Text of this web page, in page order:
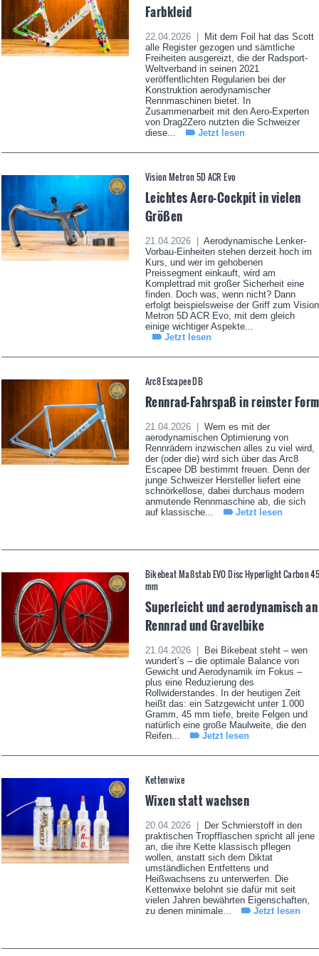
Farbkleid
22.04.2026 |
Mit dem Foil hat das Scott
alle Register gezogen und sämtliche
Freiheiten ausgereizt, die der Radsport-
Weltverband in seinen 2021
veröffentlichten Regularien bei der
Konstruktion aerodynamischer
Rennmaschinen bietet. In
Zusammenarbeit mit den Aero-Experten
von Drag2Zero nutzten die Schweizer
diese...
Jetzt lesen
Vision Metron 5D ACR Evo
Leichtes Aero-Cockpit in vielen
Größen
21.04.2026 |
Aerodynamische Lenker-
Vorbau-Einheiten stehen derzeit hoch im
Kurs, und wer im gehobenen
Preissegment einkauft, wird am
Komplettrad mit großer Sicherheit eine
finden. Doch was, wenn nicht? Dann
erfolgt beispielsweise der Griff zum Vision
Metron 5D ACR Evo, mit dem gleich
einige wichtiger Aspekte...
Jetzt lesen
Arc8 Escapee DB
Rennrad-Fahrspaß in reinster Form
21.04.2026 |
Wem es mit der
aerodynamischen Optimierung von
Rennrädern inzwischen alles zu viel wird,
der (oder die) wird sich über das Arc8
Escapee DB bestimmt freuen. Denn der
junge Schweizer Hersteller liefert eine
schnörkellose, dabei durchaus modern
anmutende Rennmaschine ab, die sich
auf klassische...
Jetzt lesen
Bikebeat Maßstab EVO Disc Hyperlight Carbon
mm
Superleicht und aerodynamisch an
Rennrad und Gravelbike
21.04.2026 |
Bei Bikebeat steht – wen
wundert’s – die optimale Balance von
Gewicht und Aerodynamik im Fokus –
plus eine Reduzierung des
Rollwiderstandes. In der heutigen Zeit
heißt das: ein Satzgewicht unter 1.000
Gramm, 45 mm tiefe, breite Felgen und
natürlich eine große Maulweite, die den
Reifen...
Jetzt lesen
Kettenwixe
Wixen statt wachsen
20.04.2026 |
Der Schmierstoff in den
praktischen Tropfflaschen spricht all jene
an, die ihre Kette klassisch pflegen
wollen, anstatt sich dem Diktat
umständlichen Entfettens und
Heißwachsens zu unterwerfen. Die
Kettenwixe belohnt sie dafür mit seit
vielen Jahren bewährten Eigenschaften,
zu denen minimale...
Jetzt lesen